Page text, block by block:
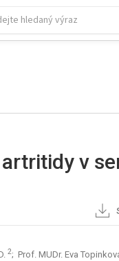
v
2; Prof. MUDr. Eva